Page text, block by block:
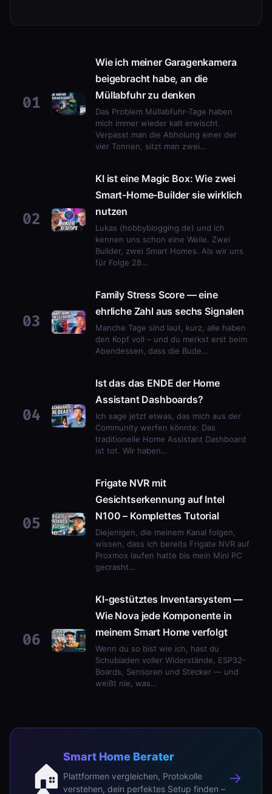
01
Wie ich meiner Garagenkamera
beigebracht habe, an die
Müllabfuhr zu denken
Das Problem Müllabfuhr-Tage haben
mich immer wieder kalt erwischt.
Verpasst man die Abholung einer der
vier Tonnen, sitzt man zwei…
02
KI ist eine Magic Box: Wie zwei
Smart-Home-Builder sie wirklich
nutzen
Lukas (hobbyblogging.de) und ich
kennen uns schon eine Weile. Zwei
Builder, zwei Smart Homes. Als wir uns
für Folge 28…
03
Family Stress Score — eine
ehrliche Zahl aus sechs Signalen
Manche Tage sind laut, kurz, alle haben
den Kopf voll – und du merkst erst beim
Abendessen, dass die Bude…
04
Ist das das ENDE der Home
Assistant Dashboards?
Ich sage jetzt etwas, das mich aus der
Community werfen könnte: Das
traditionelle Home Assistant Dashboard
ist tot. Wir haben…
05
Frigate NVR mit
Gesichtserkennung auf Intel
N100 – Komplettes Tutorial
Diejenigen, die meinem Kanal folgen,
wissen, dass ich bereits Frigate NVR auf
Proxmox laufen hatte bis mein Mini PC
gecrasht…
06
KI-gestütztes Inventarsystem —
Wie Nova jede Komponente in
meinem Smart Home verfolgt
Wenn du so bist wie ich, hast du
Schubladen voller Widerstände, ESP32-
Boards, Sensoren und Stecker — und
weißt nie, was…
🏠
Smart Home Berater
Plattformen vergleichen, Protokolle
verstehen, dein perfektes Setup finden –
→